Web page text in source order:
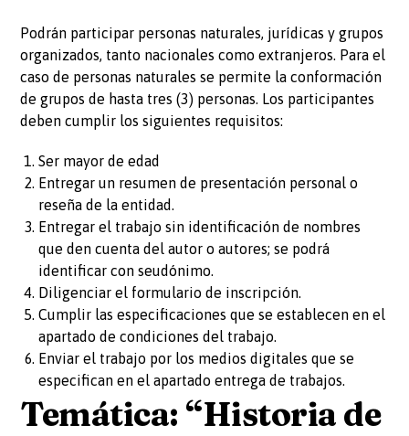
Podrán participar personas naturales, jurídicas y grupos
organizados, tanto nacionales como extranjeros. Para el
caso de personas naturales se permite la conformación
de grupos de hasta tres (3) personas. Los participantes
deben cumplir los siguientes requisitos:
Ser mayor de edad
Entregar un resumen de presentación personal o
reseña de la entidad.
Entregar el trabajo sin identificación de nombres
que den cuenta del autor o autores; se podrá
identificar con seudónimo.
Diligenciar el formulario de inscripción.
Cumplir las especificaciones que se establecen en el
apartado de condiciones del trabajo.
Enviar el trabajo por los medios digitales que se
especifican en el apartado entrega de trabajos.
Temática: “Historia de